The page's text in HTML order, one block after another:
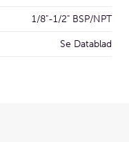
1/8"-1/2" BSP/NPT
Se Datablad